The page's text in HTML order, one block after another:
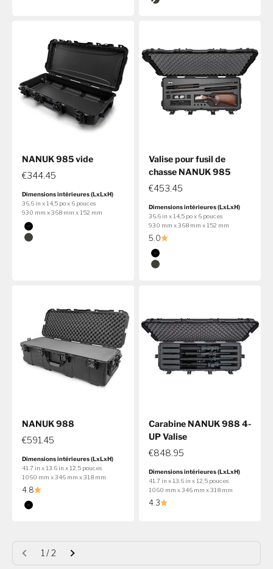
Olive
NANUK 985 vide
€344.45
Dimensions intérieures (LxLxH)
36.6 in x 14,5 po x 6 pouces
930 mm x 368 mm x 152 mm
Couleur
Noir
Olive
Valise pour fusil de
chasse NANUK 985
€453.45
Dimensions intérieures (LxLxH)
36.6 in x 14,5 po x 6 pouces
930 mm x 368 mm x 152 mm
5.0
Couleur
Noir
Olive
NANUK 988
€591.45
Dimensions intérieures (LxLxH)
41.7 in x 13.6 in x 12,5 pouces
1060 mm x 346 mm x 318 mm
4.8
Couleur
Noir
Carabine NANUK 988 4-
UP Valise
€848.95
Dimensions intérieures (LxLxH)
41.7 in x 13.6 in x 12,5 pouces
1060 mm x 346 mm x 318 mm
4.3
1 / 2